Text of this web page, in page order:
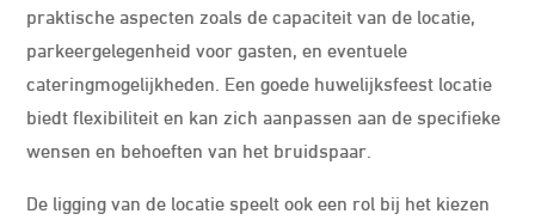
praktische aspecten zoals de capaciteit van de locatie,
parkeergelegenheid voor gasten, en eventuele
cateringmogelijkheden. Een goede huwelijksfeest locatie
biedt flexibiliteit en kan zich aanpassen aan de specifieke
wensen en behoeften van het bruidspaar.
De ligging van de locatie speelt ook een rol bij het kiezen